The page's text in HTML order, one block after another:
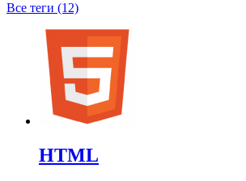
Все теги (12)
HTML